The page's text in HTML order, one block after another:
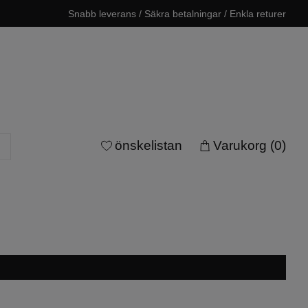
Snabb leverans / Säkra betalningar / Enkla returer
önskelistan Varukorg (0)